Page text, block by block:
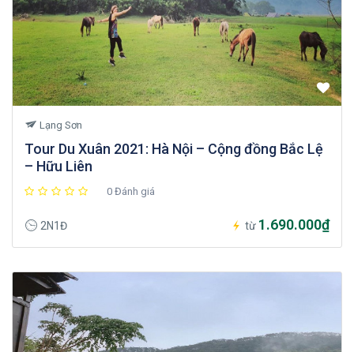
Lạng Sơn
Tour Du Xuân 2021: Hà Nội – Cộng đồng Bắc Lệ
– Hữu Liên
0 Đánh giá
2N1Đ từ 1.690.000₫